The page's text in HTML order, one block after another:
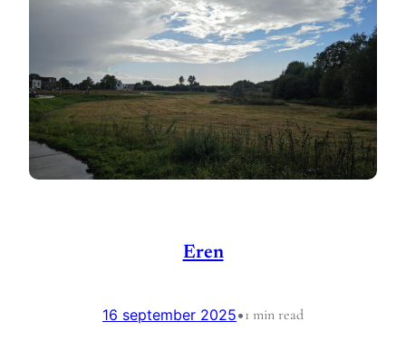
Eren
16 september 2025•1 min read